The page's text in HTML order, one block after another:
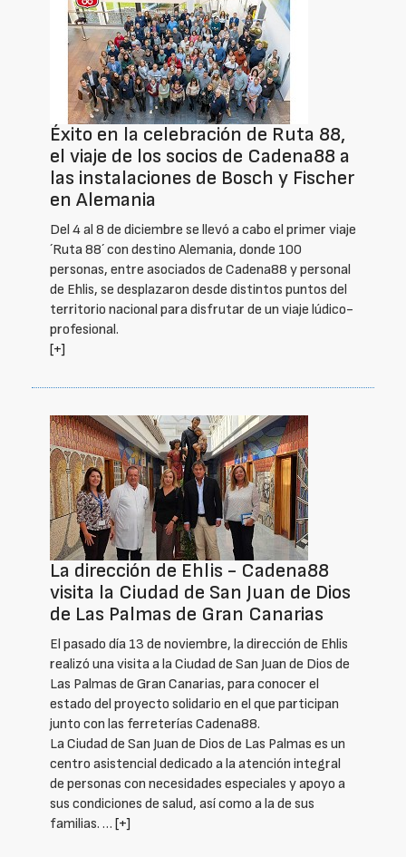
Éxito en la celebración de Ruta 88,
el viaje de los socios de Cadena88 a
las instalaciones de Bosch y Fischer
en Alemania
Del 4 al 8 de diciembre se llevó a cabo el primer viaje
´Ruta 88´ con destino Alemania, donde 100
personas, entre asociados de Cadena88 y personal
de Ehlis, se desplazaron desde distintos puntos del
territorio nacional para disfrutar de un viaje lúdico-
profesional.
[+]
La dirección de Ehlis - Cadena88
visita la Ciudad de San Juan de Dios
de Las Palmas de Gran Canarias
El pasado día 13 de noviembre, la dirección de Ehlis
realizó una visita a la Ciudad de San Juan de Dios de
Las Palmas de Gran Canarias, para conocer el
estado del proyecto solidario en el que participan
junto con las ferreterías Cadena88.
La Ciudad de San Juan de Dios de Las Palmas es un
centro asistencial dedicado a la atención integral
de personas con necesidades especiales y apoyo a
sus condiciones de salud, así como a la de sus
familias. … [+]